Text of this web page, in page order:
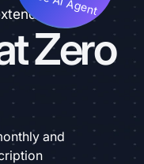
Zero
and